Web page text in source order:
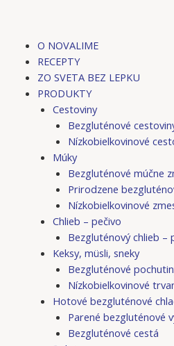
O NOVALIME
RECEPTY
ZO SVETA BEZ LEPKU
PRODUKTY
Cestoviny
Bezgluténové
Nízkobielkovinové
Múky
Bezgluténové múčne
Prirodzene
Nízkobielkovinové
Chlieb – pečivo
Bezgluténový chlieb –
Keksy, müsli, sneky
Bezgluténové
Nízkobielkovinové
Hotové bezgluténové
Parené bezgluténové
Bezgluténové cestá